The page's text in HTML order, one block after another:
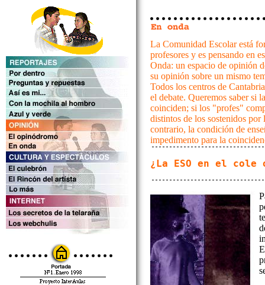
La Comunidad Escolar está
profesores y es pensando en
Onda: un espacio de opinión
su opinión sobre un mismo
Todos los centros de
el debate. Queremos saber si
coinciden; si los "profes"
distintos de los sostenidos por
contrario, la condición de
impedimento para la
¿La ESO en el